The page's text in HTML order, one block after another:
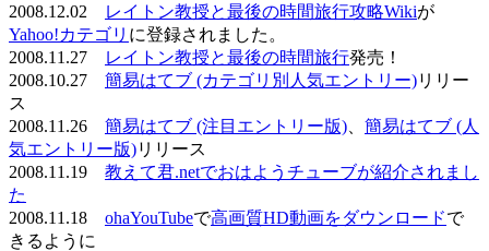
2008.12.02
レイトン教授と最後の時間旅行攻略Wikiが
Yahoo!カテゴリ に登録されました。
2008.11.27
レイトン教授と最後の時間旅行発売！
2008.10.27 簡易はてブ (カテゴリ別人気エントリー)リリー
ス
2008.11.26 簡易はてブ (注目エントリー版)
簡易はてブ (人
気エントリー版)リリース
2008.11.19 教えて君.netでおはようチューブが紹介されまし
た
2008.11.18 ohaYouTubeで高画質HD動画をダウンロードで
きるように